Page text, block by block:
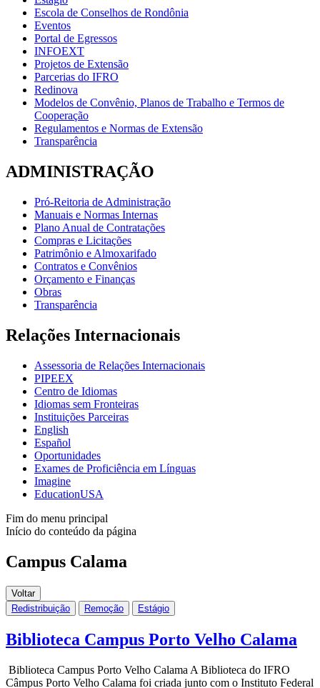
Escola de Conselhos de Rondônia
Eventos
Portal de Egressos
INFOEXT
Projetos de Extensão
Parcerias do IFRO
Redinova
Modelos de Convênio, Planos de Trabalho e Termos de
Cooperação
Regulamentos e Normas de Extensão
Transparência
ADMINISTRAÇÃO
Pró-Reitoria de Administração
Manuais e Normas Internas
Plano Anual de Contratações
Compras e Licitações
Patrimônio e Almoxarifado
Contratos e Convênios
Orçamento e Finanças
Obras
Transparência
Relações Internacionais
Assessoria de Relações Internacionais
PIPEEX
Centro de Idiomas
Idiomas sem Fronteiras
Instituições Parceiras
English
Español
Oportunidades
Exames de Proficiência em Línguas
Imagine
EducationUSA
Fim do menu principal
Início do conteúdo da página
Campus Calama
Voltar
Redistribuição
Remoção Estágio
Biblioteca Campus Porto Velho Calama
Biblioteca Campus Porto Velho Calama A Biblioteca do IFRO
Câmpus Porto Velho Calama foi criada junto com o Instituto Federal